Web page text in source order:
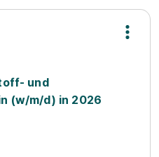
und
(w/m/d) in 2026